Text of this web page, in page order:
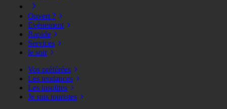
Ouvert ?
Evènement
Rapide
Services
le soir
Vos préférées
Les tendances
Les insolites
Je suis touristes